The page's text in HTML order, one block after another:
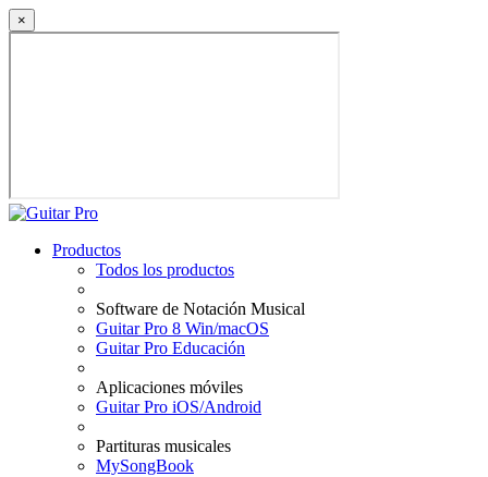
×
Productos
Todos los productos
Software de Notación Musical
Guitar Pro 8 Win/macOS
Guitar Pro Educación
Aplicaciones móviles
Guitar Pro iOS/Android
Partituras musicales
MySongBook